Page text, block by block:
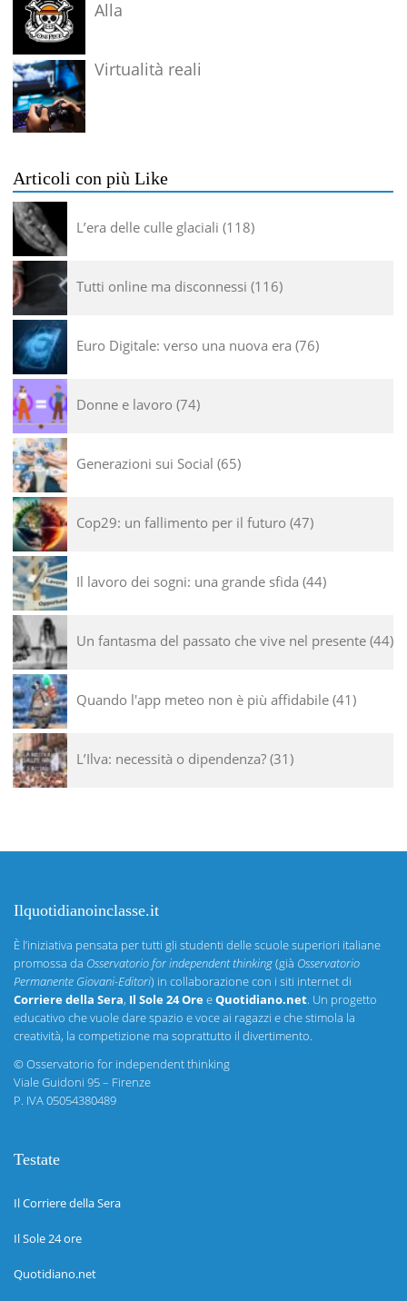
Alla
Virtualità reali
Articoli con più Like
L’era delle culle glaciali 118
Tutti online ma disconnessi 116
Euro Digitale: verso una nuova era 76
Donne e lavoro 74
Generazioni sui Social 65
Cop29: un fallimento per il futuro 47
Il lavoro dei sogni: una grande sfida 44
Un fantasma del passato che vive nel presente 44
Quando l'app meteo non è più affidabile 41
L’Ilva: necessità o dipendenza? 31
Ilquotidianoinclasse.it
È l’iniziativa pensata per tutti gli studenti delle scuole superiori italiane
promossa da Osservatorio for independent thinking(già Osservatorio
Permanente Giovani-Editori) in collaborazione con i siti internet di
Corriere della Sera, Il Sole 24 OreeQuotidiano.net. Un progetto
educativo che vuole dare spazio e voce ai ragazzi e che stimola la
creatività, la competizione ma soprattutto il divertimento.
©Osservatorio for independent thinking
Viale Guidoni 95 – Firenze
P. IVA 05054380489
Testate
Il Corriere della Sera
Il Sole 24 ore
Quotidiano.net